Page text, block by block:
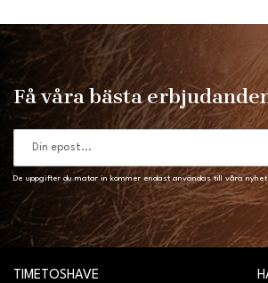
Få våra bästa
De uppgifter du matar in kommer endast användas till våra
TIMETOSHAVE